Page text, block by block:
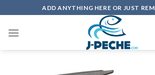
to
content
ADD ANYTHING HERE OR JUST